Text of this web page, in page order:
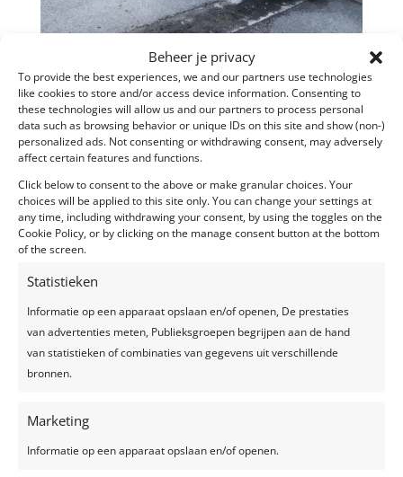
Beheer je privacy
To provide the best experiences, we and our partners use technologies
like cookies to store and/or access device information. Consenting to
these technologies will allow us and our partners to process personal
data such as browsing behavior or unique IDs on this site and show (non-)
personalized ads. Not consenting or withdrawing consent, may adversely
affect certain features and functions.
Click below to consent to the above or make granular choices. Your
choices will be applied to this site only. You can change your settings at
any time, including withdrawing your consent, by using the toggles on the
Cookie Policy, or by clicking on the manage consent button at the bottom
of the screen.
Statistieken
Informatie op een apparaat opslaan en/of openen, De prestaties
van advertenties meten, Publieksgroepen begrijpen aan de hand
van statistieken of combinaties van gegevens uit verschillende
bronnen.
Marketing
Informatie op een apparaat opslaan en/of openen.
50 jaar kinderdagverblijf ’t Anemoontje, 1
september 2023
doorMaison des Fêtes| sep 28, 2023
50 jaar kinderdagverblijf ’t Anemoontje, 1 september
2023 Eventlocatie: Kinderdagverblijf ’t Anemoontje,
Wilsele Betreft: 50 jaar bestaan kinderdagverblijf
Thema: kids Ingrediënten: Voor frisse drankjes
konden onze gasten terecht bij VW Retrocafé on...